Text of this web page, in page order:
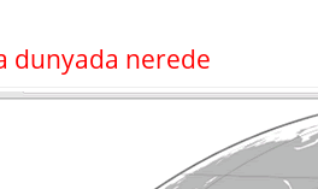
dunyada nerede